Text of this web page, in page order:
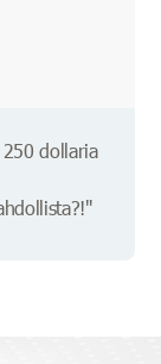
dollaria